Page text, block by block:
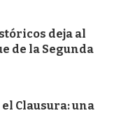
deja al
de la Segunda
Clausura: una